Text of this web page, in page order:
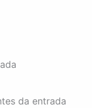
da entrada